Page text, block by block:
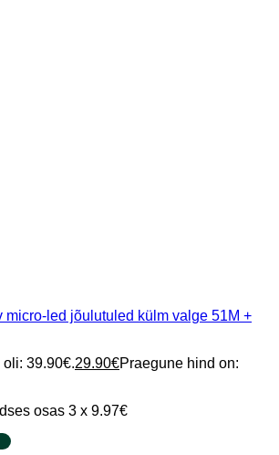
micro-led jõulutuled külm valge 51M +
39.90€.29.90€Praegune hind on:
osas 3 x 9.97€